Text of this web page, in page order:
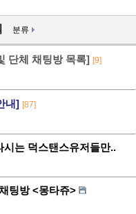
분류
단체 채팅방 목록] [9]
내] [87]
는 덕스탠스유저들만..
팅방 <몽타쥬>